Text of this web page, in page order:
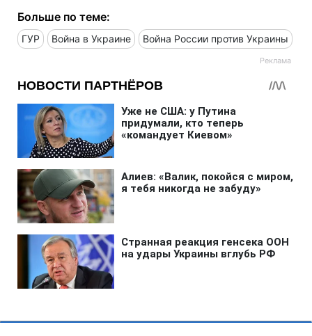
Больше по теме:
ГУР Война в Украине Война России против Украины